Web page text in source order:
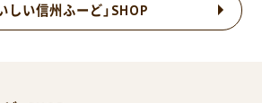
しい信州ふーど」SHOP